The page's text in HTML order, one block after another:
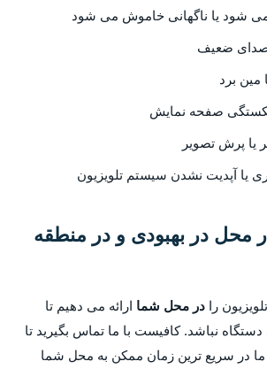
شود یا ناگهانی خاموش می شود
صدای ضعیف
مین برد
صفحه نمایش
پرش تصویر
یا آپدیت نشدن سیستم تلویزیون
محل در بهبودی و در منطقه
را در محل شما ارائه می دهیم تا
نباشد. کافیست با ما تماس بگیرید تا
در سریع ترین زمان ممکن به محل شما